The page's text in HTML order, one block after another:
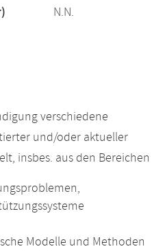
N.N.
verschiedene
und/oder aktueller
insbes. aus den Bereichen
Modelle und Methoden